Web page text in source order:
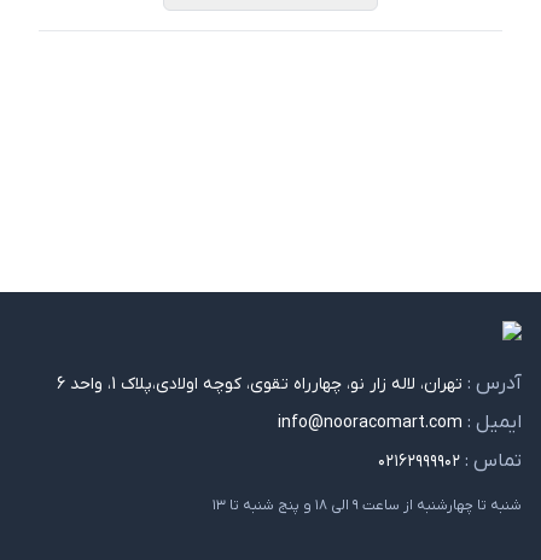
آدرس : تهران، لاله زار نو، چهارراه تقوی، کوچه اولادی،پلاک 1، واحد 6
ایمیل : info@nooracomart.com
تماس : ۰۲۱۶۲۹۹۹۹۰۲
شنبه تا چهارشنبه از ساعت ۹ الی ۱۸ و پنج شنبه تا ۱۳